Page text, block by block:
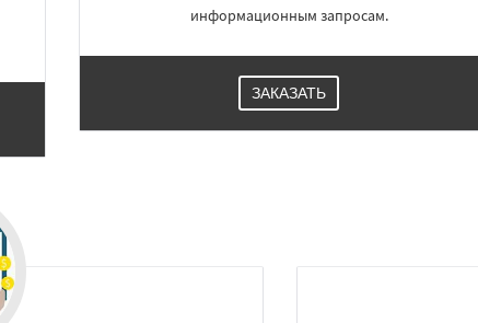
информационным запросам.
ЗАКАЗАТЬ